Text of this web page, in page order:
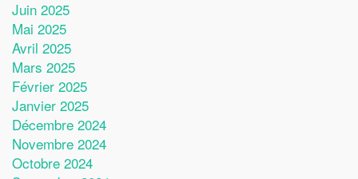
Juin 2025
Mai 2025
Avril 2025
Mars 2025
Février 2025
Janvier 2025
Décembre 2024
Novembre 2024
Octobre 2024